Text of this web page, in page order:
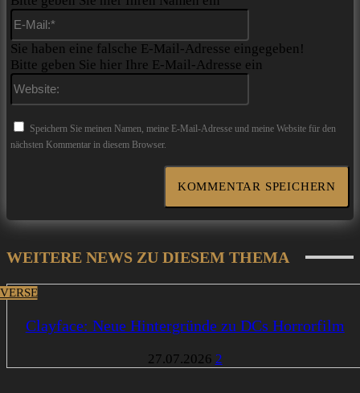
Sie haben eine falsche E-Mail-Adresse eingegeben!
Bitte geben Sie hier Ihre E-Mail-Adresse ein
Speichern Sie meinen Namen, meine E-Mail-Adresse und meine Website für den
nächsten Kommentar in diesem Browser.
WEITERE NEWS ZU DIESEM THEMA
Clayface: Neue Hintergründe zu DCs Horrorfilm
27.07.2026 2